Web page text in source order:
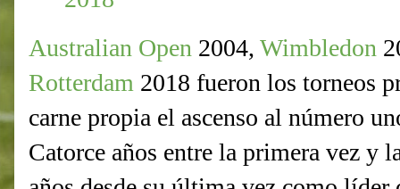
Australian Open 2004, Wimbledon
Rotterdam 2018 fueron los torneos
carne propia el ascenso al número
Catorce años entre la primera vez y